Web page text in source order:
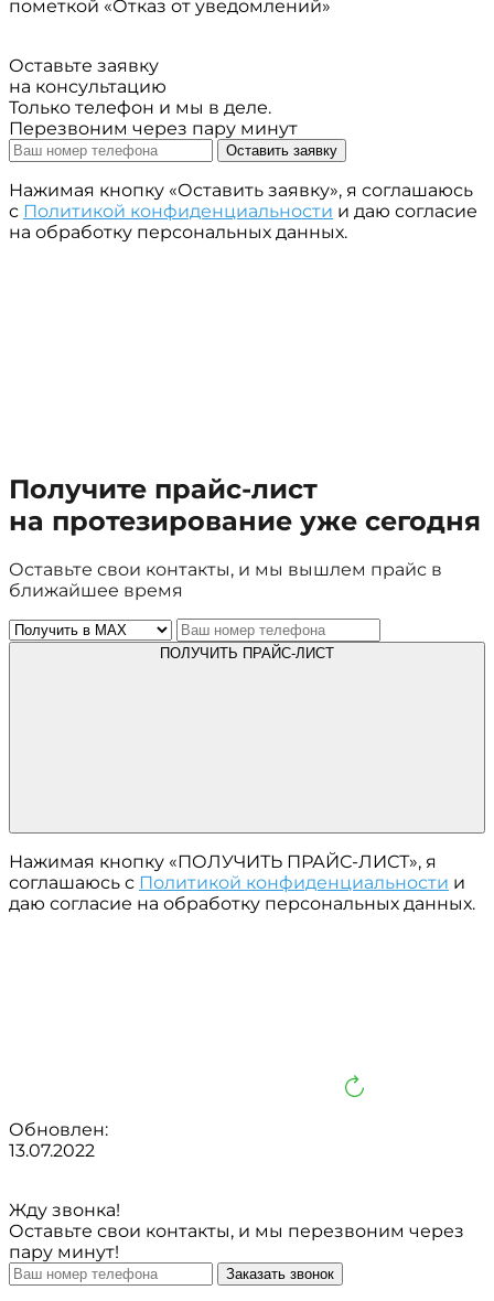
пометкой «Отказ от уведомлений»
Оставьте заявку
на консультацию
Только телефон и мы в деле.
Перезвоним через пару минут
Оставить заявку
Нажимая кнопку «Оставить заявку», я соглашаюсь
с Политикой конфиденциальности и даю согласие
на обработку персональных данных.
Получите прайс-лист
на протезирование уже сегодня
Оставьте свои контакты, и мы вышлем прайс в
ближайшее время
ПОЛУЧИТЬ ПРАЙС-ЛИСТ
Нажимая кнопку «ПОЛУЧИТЬ ПРАЙС-ЛИСТ», я
соглашаюсь с Политикой конфиденциальности и
даю согласие на обработку персональных данных.
Обновлен:
13.07.2022
Жду звонка!
Оставьте свои контакты, и мы перезвоним через
пару минут!
Заказать звонок